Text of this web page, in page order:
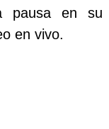
pausa en su
en vivo.